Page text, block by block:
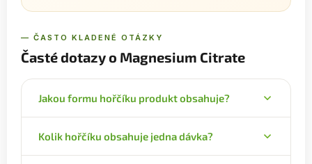
— ČASTO KLADENÉ OTÁZKY
Časté dotazy o Magnesium Citrate
Jakou formu hořčíku produkt obsahuje?
hořčíku, kde je hořčík spojen vazbou s kyselinou
citrónovou. Tato forma je velmi dobře rozpustná
Kolik hořčíku obsahuje jedna dávka?